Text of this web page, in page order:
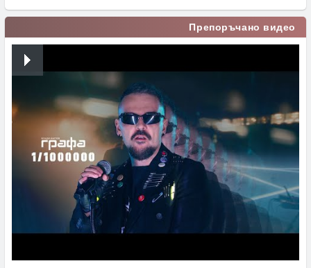
Препоръчано видео